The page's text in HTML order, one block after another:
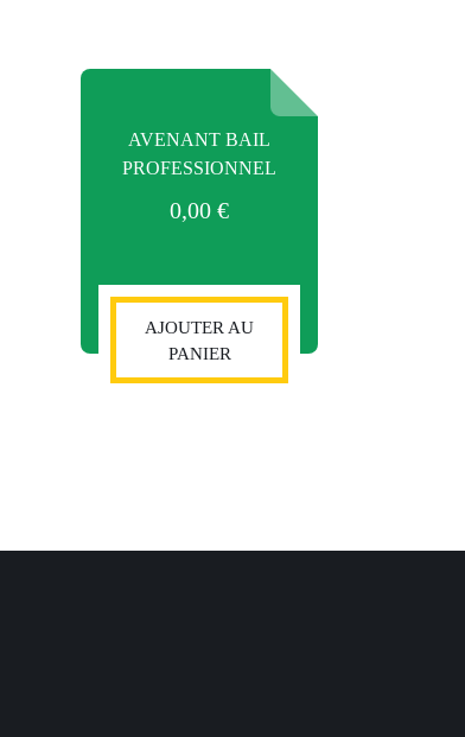
AVENANT BAIL
PROFESSIONNEL
0,00€
AJOUTER AU
PANIER